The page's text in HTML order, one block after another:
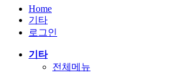
Home
기타
로그인
기타
전체메뉴